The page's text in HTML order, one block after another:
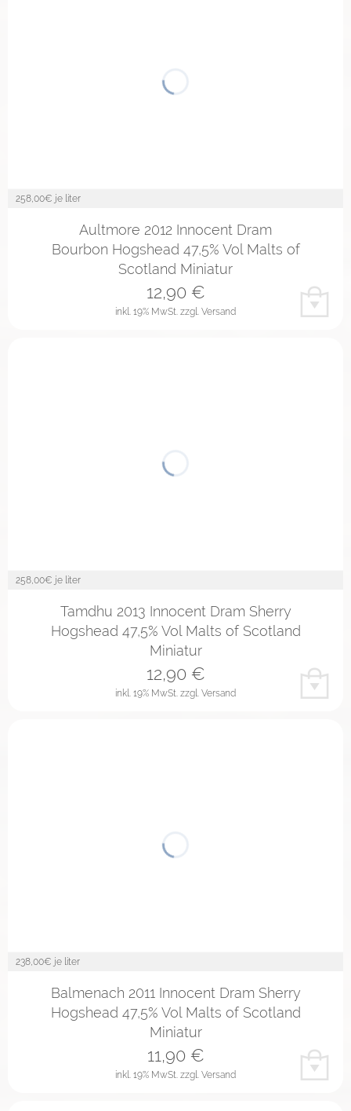
258,00€ je liter
Aultmore 2012 Innocent Dram
Bourbon Hogshead 47,5% Vol Malts of
Scotland Miniatur
inkl. 19% MwSt. zzgl. Versand
12,90€
258,00€ je liter
Tamdhu 2013 Innocent Dram Sherry
Hogshead 47,5% Vol Malts of Scotland
Miniatur
inkl. 19% MwSt. zzgl. Versand
12,90€
238,00€ je liter
Balmenach 2011 Innocent Dram Sherry
Hogshead 47,5% Vol Malts of Scotland
Miniatur
inkl. 19% MwSt. zzgl. Versand
11,90€